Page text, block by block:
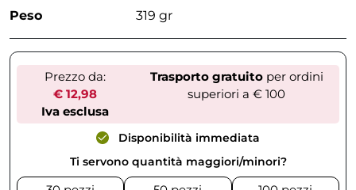
Peso 319 gr
Prezzo da:
€ 12,98
Iva esclusa
Trasporto gratuitoper ordini
superiori a € 100
Disponibilità immediata
Ti servono quantità maggiori/minori?